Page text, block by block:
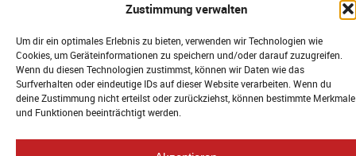
Zustimmung verwalten
Um dir ein optimales Erlebnis zu bieten, verwenden wir Technologien wie
Cookies, um Geräteinformationen zu speichern und/oder darauf zuzugreifen.
Wenn du diesen Technologien zustimmst, können wir Daten wie das
Surfverhalten oder eindeutige IDs auf dieser Website verarbeiten. Wenn du
deine Zustimmung nicht erteilst oder zurückziehst, können bestimmte Merkmale
und Funktionen beeinträchtigt werden.
Eintritt frei!